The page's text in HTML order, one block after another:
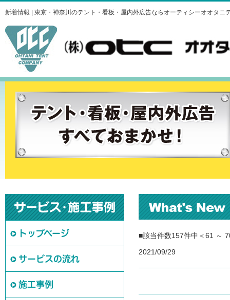
新着情報 | 東京・神奈川のテント・看板・屋内外広告ならオーティシーオオタニ
トップページ
サービスの流れ
施工事例
■該当件数157件中＜61 ～
2021/09/29